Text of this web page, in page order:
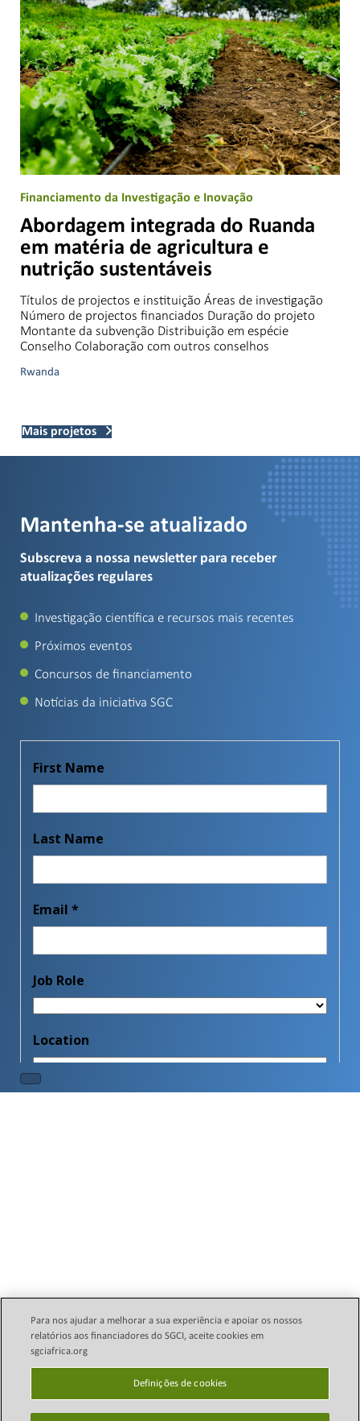
Financiamento da Investigação e Inovação
Abordagem integrada do Ruanda
em matéria de agricultura e
nutrição sustentáveis
Títulos de projectos e instituição Áreas de investigação
Número de projectos financiados Duração do projeto
Montante da subvenção Distribuição em espécie
Conselho Colaboração com outros conselhos
Rwanda
Mais projetos
Mantenha-se atualizado
Subscreva a nossa newsletter para receber
atualizações regulares
Investigação científica e recursos mais recentes
Próximos eventos
Concursos de financiamento
Notícias da iniciativa SGC
Science Granting Councils
Initiative (SGCI)
política de Privacidade
Definições de cookies
Para nos ajudar a melhorar a sua experiência e apoiar os nossos
relatórios aos financiadores do SGCI, aceite cookies em
sgciafrica.org
Definições de cookies